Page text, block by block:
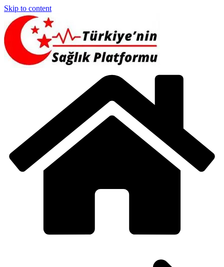
Skip to content